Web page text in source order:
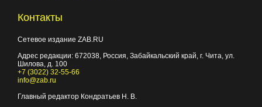
Контакты
Сетевое издание ZAB.RU
Адрес редакции: 672038 , Россия, Забайкальский край, г. Чита ул.
Шилова, д. 100
+7 (3022) 32-55-66
info@zab.ru
Главный редактор Кондратьев Н. В.